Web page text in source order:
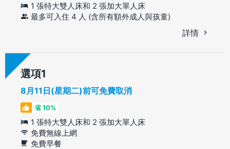
1 張特大雙人床和 2 張加大單人床
最多可入住 4 人 (含所有額外成人與孩童)
詳情
選項
8月11日(星期二)前可免費取消
省 10%
1 張特大雙人床和 2 張加大單人床
免費無線上網
免費早餐